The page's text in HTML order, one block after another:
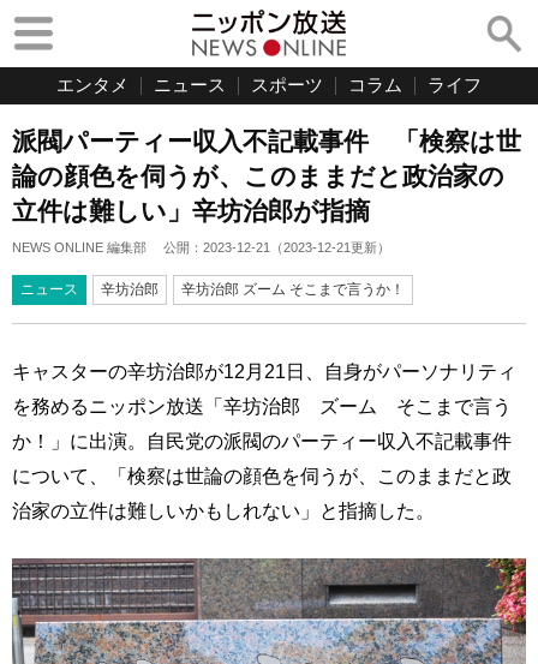
エンタメ ニュース スポーツ コラム ライフ
派閥パーティー収入不記載事件 「検察は世
論の顔色を伺うが、このままだと政治家の
立件は難しい」辛坊治郎が指摘
NEWS ONLINE 編集部 公開： 2023-12-21 （2023-12-21更新）
ニュース 辛坊治郎 辛坊治郎 ズーム そこまで言うか！
キャスターの辛坊治郎が12月21日、自身がパーソナリティ
を務めるニッポン放送「辛坊治郎 ズーム そこまで言う
か！」に出演。自民党の派閥のパーティー収入不記載事件
について、「検察は世論の顔色を伺うが、このままだと政
治家の立件は難しいかもしれない」と指摘した。